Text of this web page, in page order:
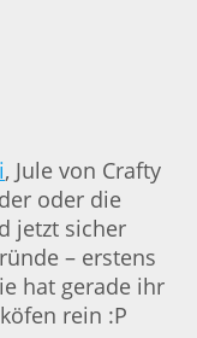
, Jule von Crafty
oder die
jetzt sicher
– erstens
hat gerade ihr
rein :P